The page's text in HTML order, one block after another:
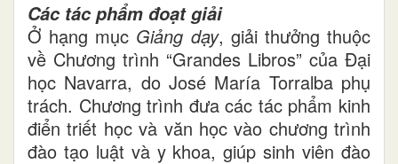
Các tác phẩm đoạt giải
Ở hạng mục Giảng dạy, giải thưởng thuộc
về Chương trình “Grandes Libros” của Đại
học Navarra, do José María Torralba phụ
trách. Chương trình đưa các tác phẩm kinh
điển triết học và văn học vào chương trình
đào tạo luật và y khoa, giúp sinh viên đào